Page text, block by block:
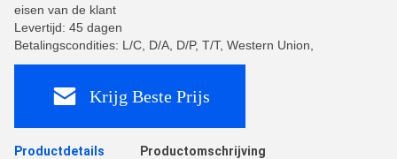
eisen van de klant
Levertijd: 45 dagen
Betalingscondities: L/C, D/A, D/P, T/T, Western Union,
Krijg Beste Prijs
Productdetails Productomschrijving